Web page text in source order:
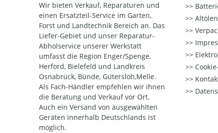
Wir bieten Verkauf, Reparaturen und
einen Ersatzteil-Service im Garten,
Forst und Landtechnik Bereich an. Das
Liefer-Gebiet und unser Reparatur-
Abholservice unserer Werkstatt
umfasst die Region Enger/Spenge,
Herford, Bielefeld und Landkreis
Osnabrück, Bünde, Gütersloh,Melle.
Als Fach-Händler empfehlen wir ihnen
die Beratung und Verkauf vor Ort.
Auch ein Versand von ausgewählten
Geräten innerhalb Deutschlands ist
möglich.